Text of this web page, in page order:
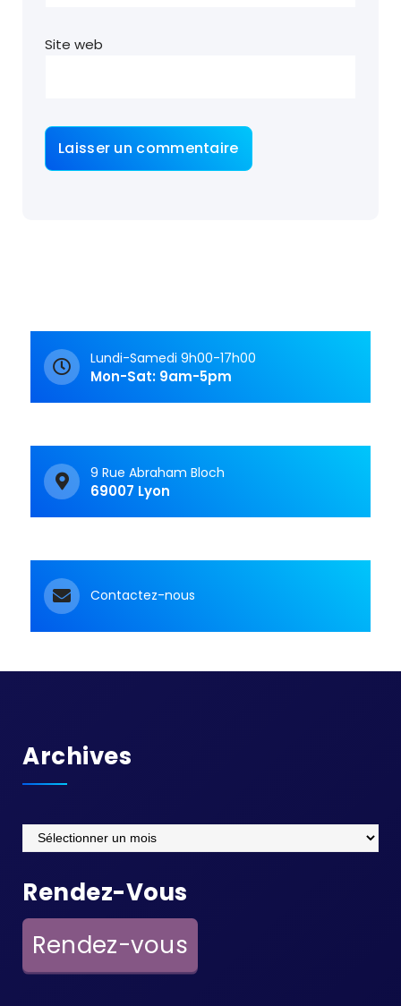
Site web
Lundi-Samedi 9h00-17h00
Mon-Sat: 9am-5pm
9 Rue Abraham Bloch
69007 Lyon
Contactez-nous
Archives
Archives
Rendez-Vous
Rendez-vous